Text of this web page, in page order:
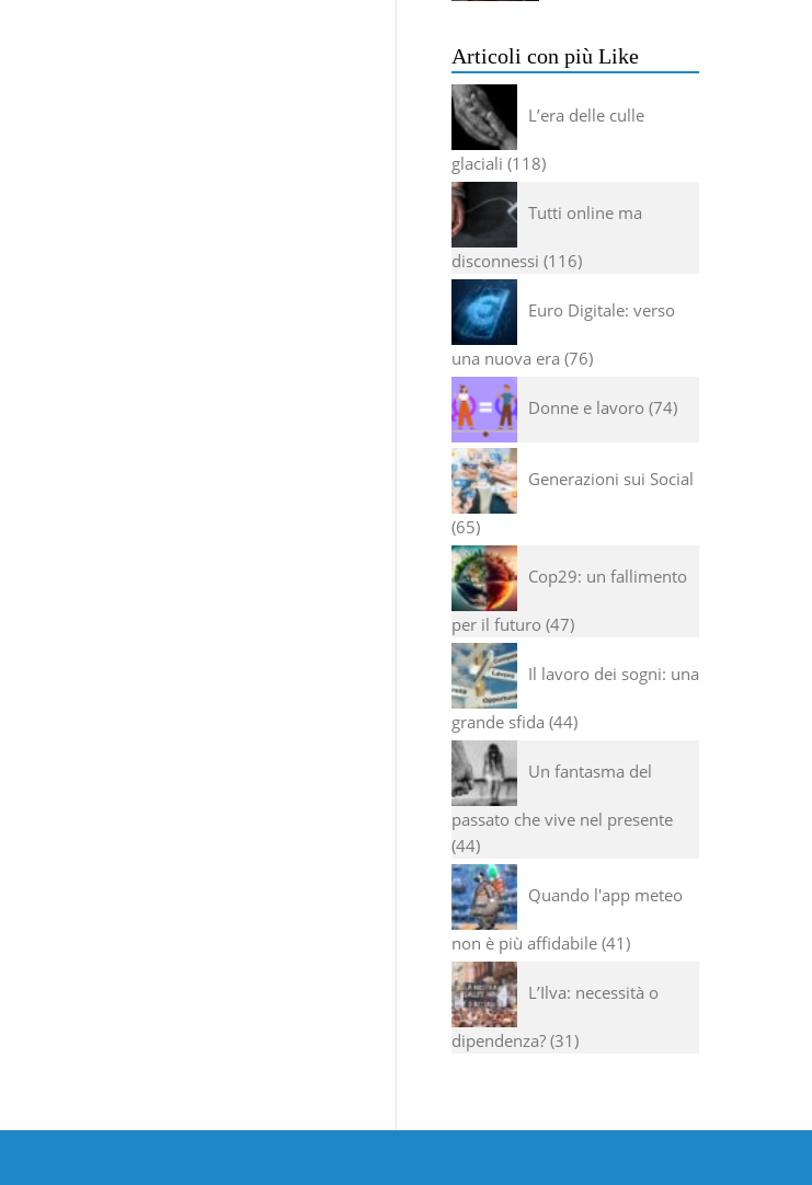
Articoli con più Like
L’era delle culle
glaciali 118
Tutti online ma
disconnessi 116
Euro Digitale: verso
una nuova era 76
Donne e lavoro 74
Generazioni sui Social
65
Cop29: un fallimento
per il futuro 47
Il lavoro dei sogni: una
grande sfida 44
Un fantasma del
passato che vive nel presente
44
Quando l'app meteo
non è più affidabile 41
L’Ilva: necessità o
dipendenza? 31